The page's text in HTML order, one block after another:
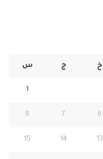
خ ج س
1
6
7
8
13
14
15